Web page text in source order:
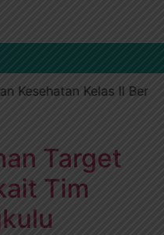
Kelas II
Target
Tim